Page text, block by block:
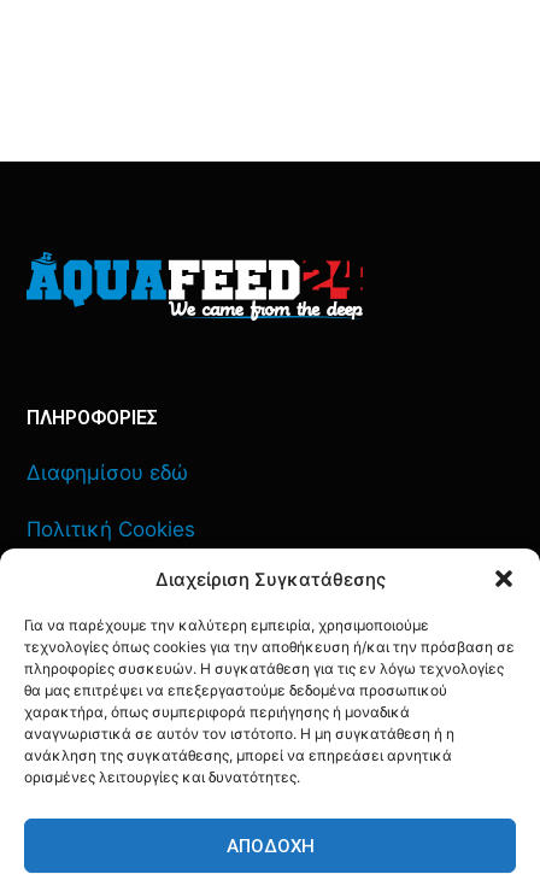
Διαχείριση Συγκατάθεσης
Για να παρέχουμε την καλύτερη εμπειρία, χρησιμοποιούμε
τεχνολογίες όπως cookies για την αποθήκευση ή/και την πρόσβαση σε
πληροφορίες συσκευών. Η συγκατάθεση για τις εν λόγω τεχνολογίες
θα μας επιτρέψει να επεξεργαστούμε δεδομένα προσωπικού
χαρακτήρα, όπως συμπεριφορά περιήγησης ή μοναδικά
αναγνωριστικά σε αυτόν τον ιστότοπο. Η μη συγκατάθεση ή η
ανάκληση της συγκατάθεσης, μπορεί να επηρεάσει αρνητικά
ορισμένες λειτουργίες και δυνατότητες.
ΑΠΟΔΟΧΉ
ΠΛΗΡΟΦΟΡΙΕΣ
Διαφημίσου εδώ
Πολιτική Cookies
Πολιτική Απορρήτου
ΕΠΙΚΟΙΝΩΝΙΑ
YOUTUBE